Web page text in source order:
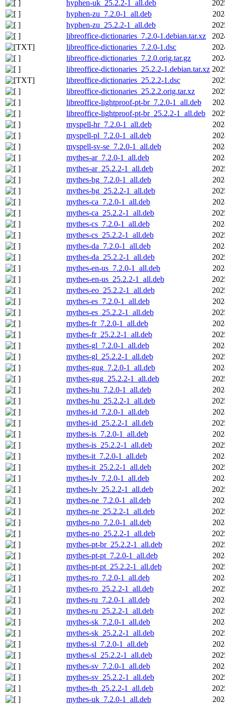
hyphen-uk_25.2.2-1_all.deb
hyphen-zu_7.2.0-1_all.deb
hyphen-zu_25.2.2-1_all.deb
libreoffice-dictionaries_7.2.0-1.debian.tar.xz
libreoffice-dictionaries_7.2.0-1.dsc
libreoffice-dictionaries_7.2.0.orig.tar.gz
libreoffice-dictionaries_25.2.2-1.debian.tar.xz
libreoffice-dictionaries_25.2.2-1.dsc
libreoffice-dictionaries_25.2.2.orig.tar.xz
libreoffice-lightproof-pt-br_7.2.0-1_all.deb
libreoffice-lightproof-pt-br_25.2.2-1_all.deb
myspell-hr_7.2.0-1_all.deb
myspell-pl_7.2.0-1_all.deb
myspell-sv-se_7.2.0-1_all.deb
mythes-ar_7.2.0-1_all.deb
mythes-ar_25.2.2-1_all.deb
mythes-bg_7.2.0-1_all.deb
mythes-bg_25.2.2-1_all.deb
mythes-ca_7.2.0-1_all.deb
mythes-ca_25.2.2-1_all.deb
mythes-cs_7.2.0-1_all.deb
mythes-cs_25.2.2-1_all.deb
mythes-da_7.2.0-1_all.deb
mythes-da_25.2.2-1_all.deb
mythes-en-us_7.2.0-1_all.deb
mythes-en-us_25.2.2-1_all.deb
mythes-eo_25.2.2-1_all.deb
mythes-es_7.2.0-1_all.deb
mythes-es_25.2.2-1_all.deb
mythes-fr_7.2.0-1_all.deb
mythes-fr_25.2.2-1_all.deb
mythes-gl_7.2.0-1_all.deb
mythes-gl_25.2.2-1_all.deb
mythes-gug_7.2.0-1_all.deb
mythes-gug_25.2.2-1_all.deb
mythes-hu_7.2.0-1_all.deb
mythes-hu_25.2.2-1_all.deb
mythes-id_7.2.0-1_all.deb
mythes-id_25.2.2-1_all.deb
mythes-is_7.2.0-1_all.deb
mythes-is_25.2.2-1_all.deb
mythes-it_7.2.0-1_all.deb
mythes-it_25.2.2-1_all.deb
mythes-lv_7.2.0-1_all.deb
mythes-lv_25.2.2-1_all.deb
mythes-ne_7.2.0-1_all.deb
mythes-ne_25.2.2-1_all.deb
mythes-no_7.2.0-1_all.deb
mythes-no_25.2.2-1_all.deb
mythes-pt-br_25.2.2-1_all.deb
mythes-pt-pt_7.2.0-1_all.deb
mythes-pt-pt_25.2.2-1_all.deb
mythes-ro_7.2.0-1_all.deb
mythes-ro_25.2.2-1_all.deb
mythes-ru_7.2.0-1_all.deb
mythes-ru_25.2.2-1_all.deb
mythes-sk_7.2.0-1_all.deb
mythes-sk_25.2.2-1_all.deb
mythes-sl_7.2.0-1_all.deb
mythes-sl_25.2.2-1_all.deb
mythes-sv_7.2.0-1_all.deb
mythes-sv_25.2.2-1_all.deb
mythes-th_25.2.2-1_all.deb
mythes-uk_7.2.0-1_all.deb